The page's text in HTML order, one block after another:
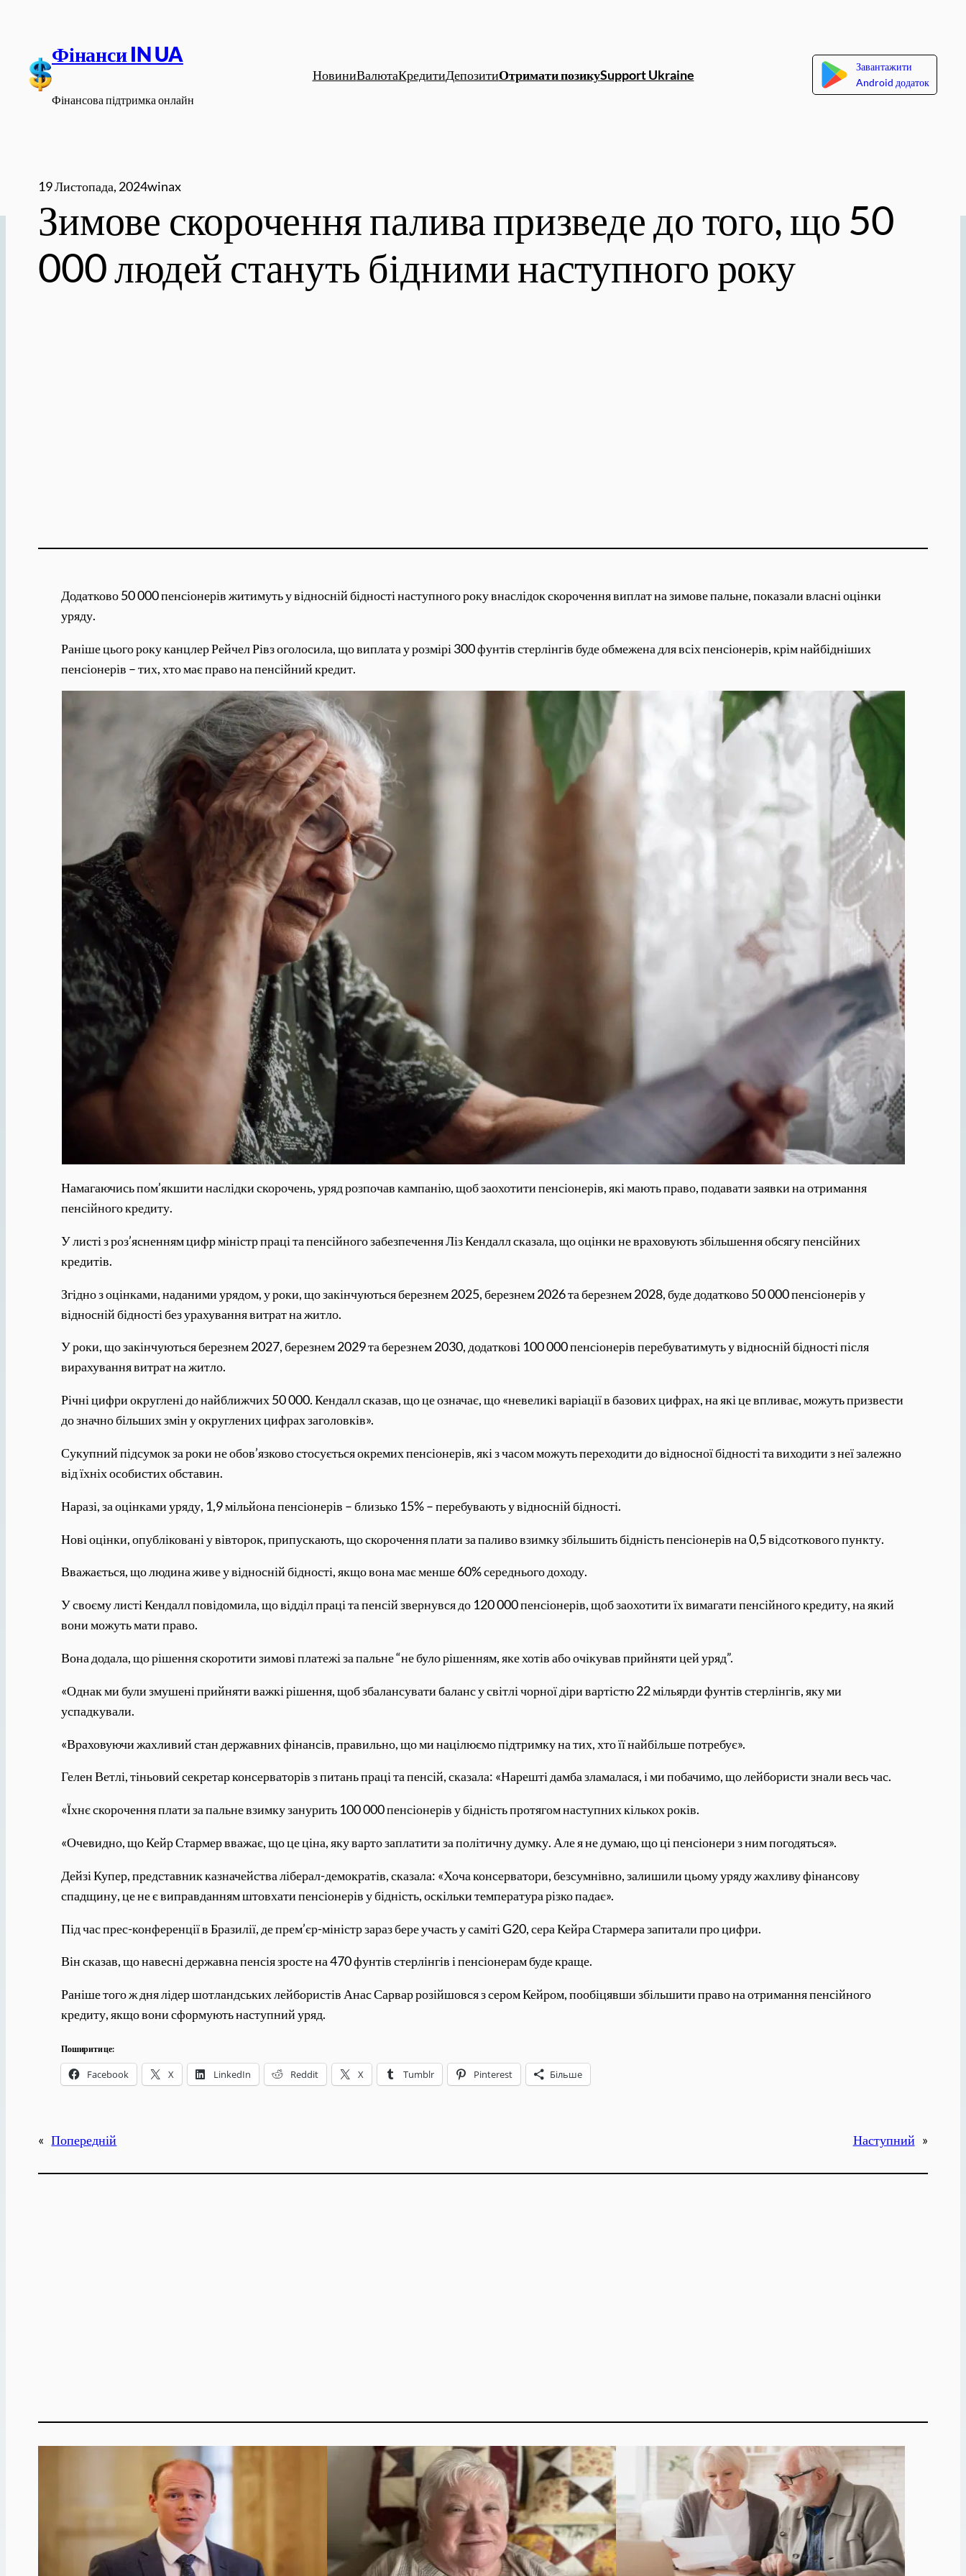
вмісту
Фінанси IN UA
Фінансова підтримка онлайн
НовиниВалютаКредитиДепозитиОтримати позикуSupport Ukraine
Завантажити
Android додаток
19 Листопада, 2024winax
Зимове скорочення палива призведе до того, що 50
000 людей стануть бідними наступного року
Додатково 50 000 пенсіонерів житимуть у відносній бідності наступного року внаслідок скорочення виплат на зимове пальне, показали власні оцінки
уряду.
Раніше цього року канцлер Рейчел Рівз оголосила, що виплата у розмірі 300 фунтів стерлінгів буде обмежена для всіх пенсіонерів, крім найбідніших
пенсіонерів – тих, хто має право на пенсійний кредит.
Намагаючись пом’якшити наслідки скорочень, уряд розпочав кампанію, щоб заохотити пенсіонерів, які мають право, подавати заявки на отримання
пенсійного кредиту.
У листі з роз’ясненням цифр міністр праці та пенсійного забезпечення Ліз Кендалл сказала, що оцінки не враховують збільшення обсягу пенсійних
кредитів.
Згідно з оцінками, наданими урядом, у роки, що закінчуються березнем 2025, березнем 2026 та березнем 2028, буде додатково 50 000 пенсіонерів у
відносній бідності без урахування витрат на житло.
У роки, що закінчуються березнем 2027, березнем 2029 та березнем 2030, додаткові 100 000 пенсіонерів перебуватимуть у відносній бідності після
вирахування витрат на житло.
Річні цифри округлені до найближчих 50 000. Кендалл сказав, що це означає, що «невеликі варіації в базових цифрах, на які це впливає, можуть призвести
до значно більших змін у округлених цифрах заголовків».
Сукупний підсумок за роки не обов’язково стосується окремих пенсіонерів, які з часом можуть переходити до відносної бідності та виходити з неї залежно
від їхніх особистих обставин.
Наразі, за оцінками уряду, 1,9 мільйона пенсіонерів – близько 15% – перебувають у відносній бідності.
Нові оцінки, опубліковані у вівторок, припускають, що скорочення плати за паливо взимку збільшить бідність пенсіонерів на 0,5 відсоткового пункту.
Вважається, що людина живе у відносній бідності, якщо вона має менше 60% середнього доходу.
У своєму листі Кендалл повідомила, що відділ праці та пенсій звернувся до 120 000 пенсіонерів, щоб заохотити їх вимагати пенсійного кредиту, на який
вони можуть мати право.
Вона додала, що рішення скоротити зимові платежі за пальне “не було рішенням, яке хотів або очікував прийняти цей уряд”.
«Однак ми були змушені прийняти важкі рішення, щоб збалансувати баланс у світлі чорної діри вартістю 22 мільярди фунтів стерлінгів, яку ми
успадкували.
«Враховуючи жахливий стан державних фінансів, правильно, що ми націлюємо підтримку на тих, хто її найбільше потребує».
Гелен Ветлі, тіньовий секретар консерваторів з питань праці та пенсій, сказала: «Нарешті дамба зламалася, і ми побачимо, що лейбористи знали весь час.
«Їхнє скорочення плати за пальне взимку занурить 100 000 пенсіонерів у бідність протягом наступних кількох років.
«Очевидно, що Кейр Стармер вважає, що це ціна, яку варто заплатити за політичну думку. Але я не думаю, що ці пенсіонери з ним погодяться».
Дейзі Купер, представник казначейства ліберал-демократів, сказала: «Хоча консерватори, безсумнівно, залишили цьому уряду жахливу фінансову
спадщину, це не є виправданням штовхати пенсіонерів у бідність, оскільки температура різко падає».
Під час прес-конференції в Бразилії, де прем’єр-міністр зараз бере участь у саміті G20, сера Кейра Стармера запитали про цифри.
Він сказав, що навесні державна пенсія зросте на 470 фунтів стерлінгів і пенсіонерам буде краще.
Раніше того ж дня лідер шотландських лейбористів Анас Сарвар розійшовся з сером Кейром, пообіцявши збільшити право на отримання пенсійного
кредиту, якщо вони сформують наступний уряд.
Поширити це:
Facebook X LinkedIn Reddit X Tumblr Pinterest Більше
« Попередній Наступний »